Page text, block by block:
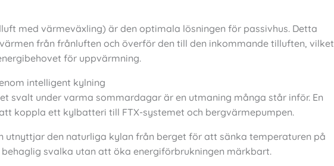
med värmeväxling) är den optimala lösningen för passivhus. Detta
från frånluften och överför den till den inkommande tilluften, vilket
för uppvärmning.
intelligent kylning
svalt under varma sommardagar är en utmaning många står inför. En
koppla ett kylbatteri till FTX-systemet och bergvärmepumpen.
utnyttjar den naturliga kylan från berget för att sänka temperaturen på
behaglig svalka utan att öka energiförbrukningen märkbart.